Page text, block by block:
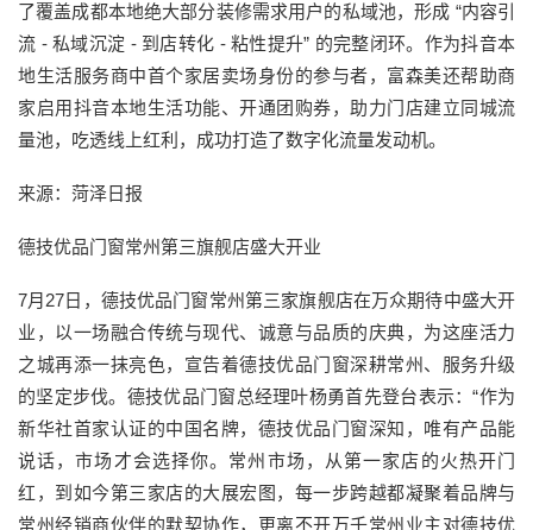
了覆盖成都本地绝大部分装修需求用户的私域池，形成 “内容引
流 - 私域沉淀 - 到店转化 - 粘性提升” 的完整闭环。作为抖音本
地生活服务商中首个家居卖场身份的参与者，富森美还帮助商
家启用抖音本地生活功能、开通团购券，助力门店建立同城流
量池，吃透线上红利，成功打造了数字化流量发动机。
来源：菏泽日报
德技优品门窗常州第三旗舰店盛大开业
7月27日，德技优品门窗常州第三家旗舰店在万众期待中盛大开
业，以一场融合传统与现代、诚意与品质的庆典，为这座活力
之城再添一抹亮色，宣告着德技优品门窗深耕常州、服务升级
的坚定步伐。德技优品门窗总经理叶杨勇首先登台表示：“作为
新华社首家认证的中国名牌，德技优品门窗深知，唯有产品能
说话，市场才会选择你。常州市场，从第一家店的火热开门
红，到如今第三家店的大展宏图，每一步跨越都凝聚着品牌与
常州经销商伙伴的默契协作，更离不开万千常州业主对德技优